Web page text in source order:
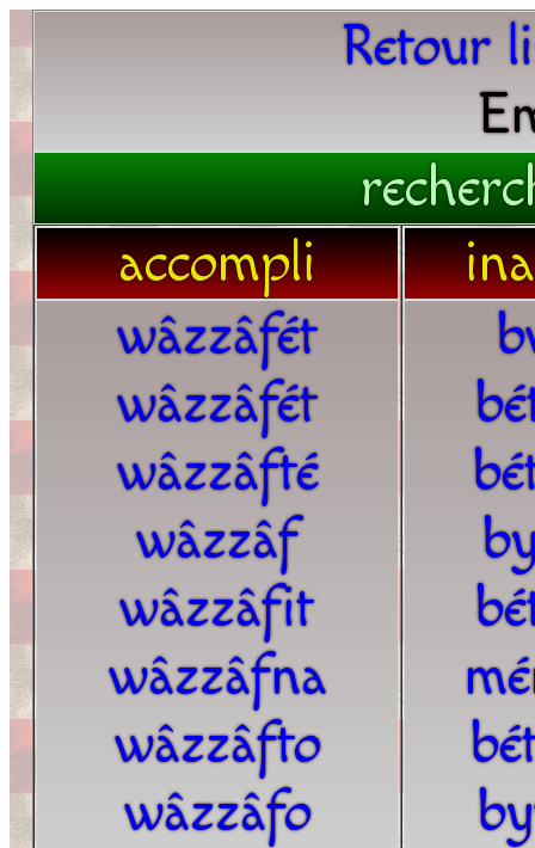
Retour
accompli
wâzzâfét
wâzzâfét
wâzzâfté
wâzzâf
wâzzâfit
wâzzâfna
wâzzâfto
wâzzâfo